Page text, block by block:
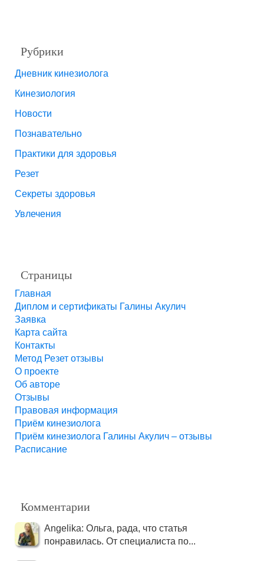
Рубрики
Дневник кинезиолога
Кинезиология
Новости
Познавательно
Практики для здоровья
Резет
Секреты здоровья
Увлечения
Страницы
Главная
Диплом и сертификаты Галины Акулич
Заявка
Карта сайта
Контакты
Метод Резет отзывы
О проекте
Об авторе
Отзывы
Правовая информация
Приём кинезиолога
Приём кинезиолога Галины Акулич – отзывы
Расписание
Комментарии
Angelika: Ольга, рада, что статья
понравилась. От специалиста по...